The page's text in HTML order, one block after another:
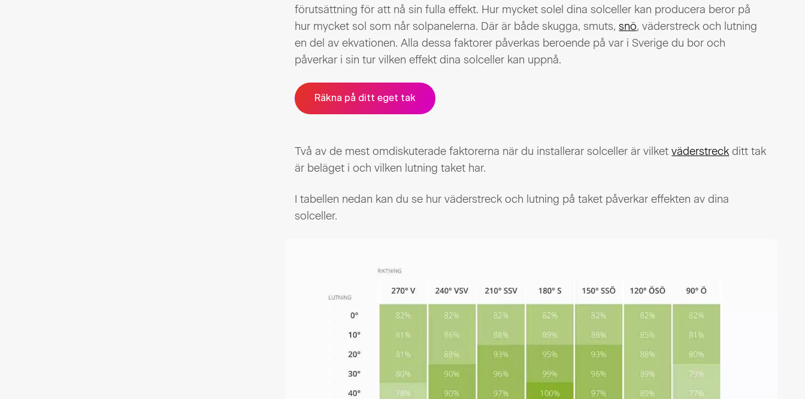
förutsättning för att nå sin fulla effekt. Hur mycket solel dina solceller kan producera beror på
hur mycket sol som når solpanelerna. Där är både skugga, smuts,snö, väderstreck och lutning
en del av ekvationen. Alla dessa faktorer påverkas beroende på var i Sverige du bor och
påverkar i sin tur vilken effekt dina solceller kan uppnå.
Räkna på ditt eget tak
Två av de mest omdiskuterade faktorerna när du installerar solceller är vilketväderstreck ditt tak
är beläget i och vilken lutning taket har.
I tabellen nedan kan du se hur väderstreck och lutning på taket påverkar effekten av dina
solceller.